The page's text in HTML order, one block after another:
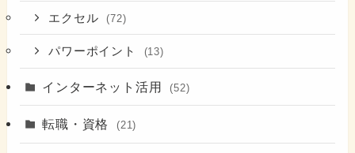
エクセル (72)
パワーポイント (13)
インターネット活用 (52)
転職・資格 (21)